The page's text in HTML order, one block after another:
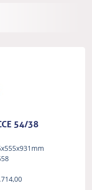
54/38